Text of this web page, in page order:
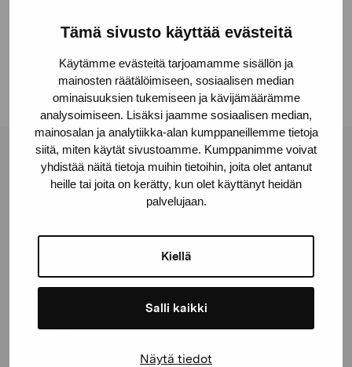
Tämä sivusto käyttää evästeitä
Käytämme evästeitä tarjoamamme sisällön ja
mainosten räätälöimiseen, sosiaalisen median
ominaisuuksien tukemiseen ja kävijämäärämme
analysoimiseen. Lisäksi jaamme sosiaalisen median,
mainosalan ja analytiikka-alan kumppaneillemme tietoja
siitä, miten käytät sivustoamme. Kumppanimme voivat
yhdistää näitä tietoja muihin tietoihin, joita olet antanut
heille tai joita on kerätty, kun olet käyttänyt heidän
palvelujaan.
Kiellä
Salli kaikki
Näytä tiedot
Facebook
Linkedin
Pro Artibus -säätiö
10600 Tammisaari
+358 (0)50 371 6339